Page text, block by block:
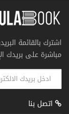
اشترك بالقائمة
مباشرة على بريدك
اتصل بنا